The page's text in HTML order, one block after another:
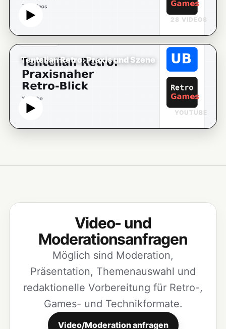
28 VIDEOS
Tentelian Retro: Praxis und Szene
YOUTUBE
Video- und
Moderationsanfragen
Möglich sind Moderation,
Präsentation, Themenauswahl und
redaktionelle Vorbereitung für Retro-,
Games- und Technikformate.
Video/Moderation anfragen